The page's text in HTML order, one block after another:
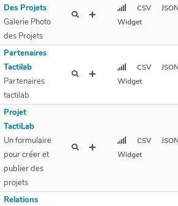
Des Projets
Galerie Photo
des Projets
CSV
JSON
Widget
Partenaires
Tactilab
Partenaires
tactilab
CSV
JSON
Widget
Projet
TactiLab
Un formulaire
pour créer et
publier des
projets
CSV
JSON
Widget
Relations